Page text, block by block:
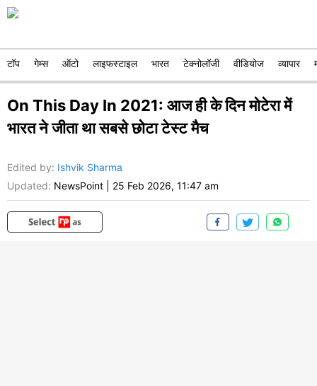
टॉप गेम्स ऑटो लाइफस्टाइल भारत टेक्नोलॉजी वीडियोज व्यापार
On This Day In 2021: आज ही के दिन मोटेरा में
भारत ने जीता था सबसे छोटा टेस्ट मैच
Edited by: Ishvik Sharma
Updated: NewsPoint 25 Feb 2026, 11:47 am